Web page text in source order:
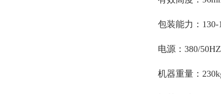
包装能力：130-
电源：380/
机器重量：